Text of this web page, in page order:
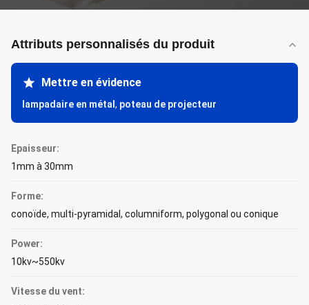
Attributs personnalisés du produit
Mettre en évidence
lampadaire en métal , poteau de projecteur
Epaisseur:
1mm à 30mm
Forme:
conoïde, multi-pyramidal, columniform, polygonal ou conique
Power:
10kv~550kv
Vitesse du vent: